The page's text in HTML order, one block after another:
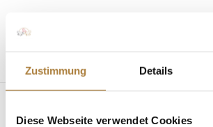
Zustimmung Details
Diese Webseite verwendet Cookies
Seite wählen